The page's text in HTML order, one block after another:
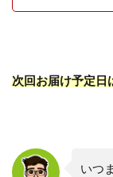
次回お届け予定日
いつ